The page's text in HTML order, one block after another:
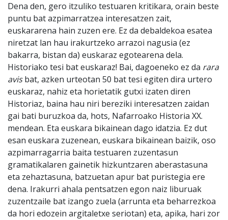
Dena den, gero itzuliko testuaren kritikara, orain beste
puntu bat azpimarratzea interesatzen zait,
euskararena hain zuzen ere. Ez da debaldekoa esatea
niretzat lan hau irakurtzeko arrazoi nagusia (ez
bakarra, bistan da) euskaraz egotearena dela.
Historiako tesi bat euskaraz! Bai, dagoeneko ez da rara
avisbat, azken urteotan 50 bat tesi egiten dira urtero
euskaraz, nahiz eta horietatik gutxi izaten diren
Historiaz, baina hau niri bereziki interesatzen zaidan
gai bati buruzkoa da, hots, Nafarroako Historia XX.
mendean. Eta euskara bikainean dago idatzia. Ez dut
esan euskara zuzenean, euskara bikainean baizik, oso
azpimarragarria baita testuaren zuzentasun
gramatikalaren gainetik hizkuntzaren aberastasuna
eta zehaztasuna, batzuetan apur bat puristegia ere
dena. Irakurri ahala pentsatzen egon naiz liburuak
zuzentzaile bat izango zuela (arrunta eta beharrezkoa
da hori edozein argitaletxe seriotan) eta, apika, hari zor